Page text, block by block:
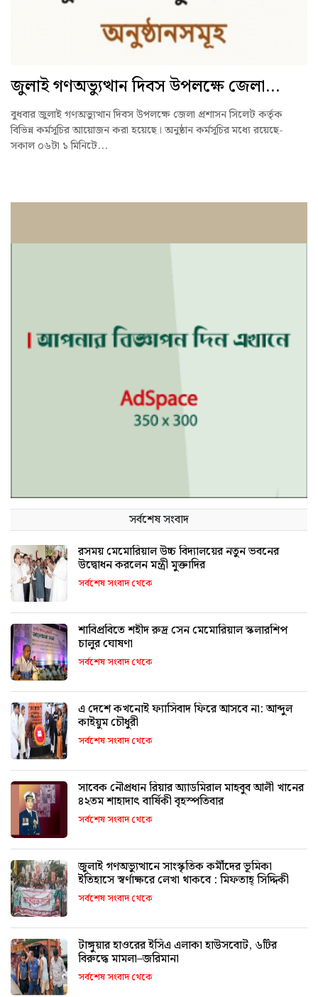
জুলাই গণঅভ্যুত্থান দিবস উপলক্ষে জেলা...
বুধবার জুলাই গণঅভ্যুত্থান দিবস উপলক্ষে জেলা প্রশাসন সিলেট কর্তৃক
বিভিন্ন কর্মসূচির আয়োজন করা হয়েছে। অনুষ্ঠান কর্মসূচির মধ্যে রয়েছে-
সকাল ০৬টা ১ মিনিটে...
সর্বশেষ সংবাদ
রসময় মেমোরিয়াল উচ্চ বিদ্যালয়ের নতুন ভবনের
উদ্বোধন করলেন মন্ত্রী মুক্তাদির
সর্বশেষ সংবাদ থেকে
শাবিপ্রবিতে শহীদ রুদ্র সেন মেমোরিয়াল স্কলারশিপ
চালুর ঘোষণা
সর্বশেষ সংবাদ থেকে
এ দেশে কখনোই ফ্যাসিবাদ ফিরে আসবে না: আব্দুল
কাইয়ুম চৌধুরী
সর্বশেষ সংবাদ থেকে
সাবেক নৌপ্রধান রিয়ার অ্যাডমিরাল মাহবুব আলী খানের
৪২তম শাহাদাৎ বার্ষিকী বৃহস্পতিবার
সর্বশেষ সংবাদ থেকে
জুলাই গণঅভ্যুত্থানে সাংস্কৃতিক কর্মীদের ভূমিকা
ইতিহাসে স্বর্ণাক্ষরে লেখা থাকবে : মিফতাহ্ সিদ্দিকী
সর্বশেষ সংবাদ থেকে
টাঙ্গুয়ার হাওরের ইসিএ এলাকা হাউসবোট, ৬টির
বিরুদ্ধে মামলা–জরিমানা
সর্বশেষ সংবাদ থেকে